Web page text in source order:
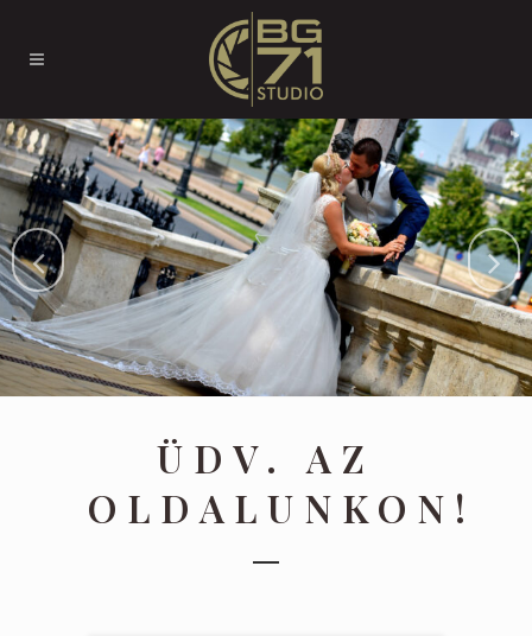
ÜDV. AZ
OLDALUNKON!